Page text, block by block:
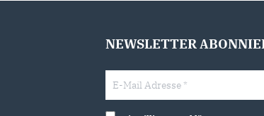
NEWSLETTER